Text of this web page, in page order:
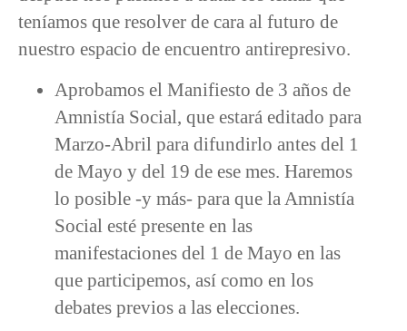
teníamos que resolver de cara al futuro de
nuestro espacio de encuentro antirepresivo.
Aprobamos el Manifiesto de 3 años de
Amnistía Social, que estará editado para
Marzo-Abril para difundirlo antes del 1
de Mayo y del 19 de ese mes. Haremos
lo posible -y más- para que la Amnistía
Social esté presente en las
manifestaciones del 1 de Mayo en las
que participemos, así como en los
debates previos a las elecciones.